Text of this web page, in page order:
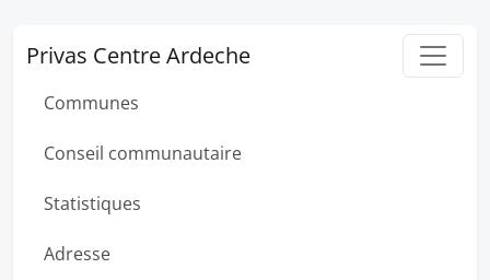
Privas Centre Ardeche
Communes
Conseil communautaire
Statistiques
Adresse